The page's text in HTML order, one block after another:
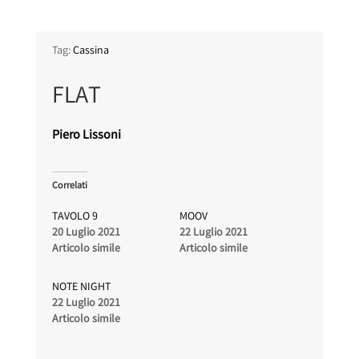
Tag:Cassina
FLAT
Piero Lissoni
Correlati
TAVOLO 9
20 Luglio 2021
Articolo simile
MOOV
22 Luglio 2021
Articolo simile
NOTE NIGHT
22 Luglio 2021
Articolo simile